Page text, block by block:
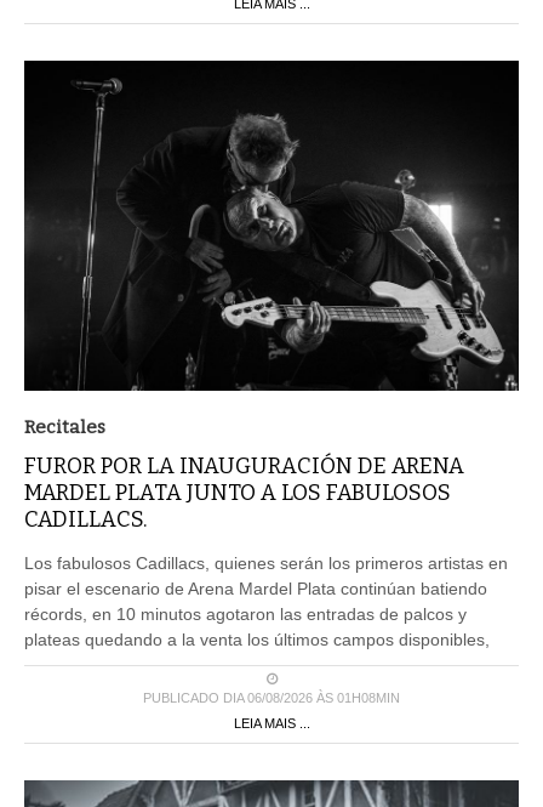
FUROR POR LA INAUGURACIÓN DE ARENA
MARDEL PLATA JUNTO A LOS FABULOSOS
CADILLACS.
pisar el escenario de Arena Mardel Plata continúan batiendo
récords, en 10 minutos agotaron las entradas de palcos y
plateas quedando a la venta los últimos campos disponibles,
PUBLICADO DIA 06/08/2026 ÀS 01H08MIN
LEIA MAIS ...